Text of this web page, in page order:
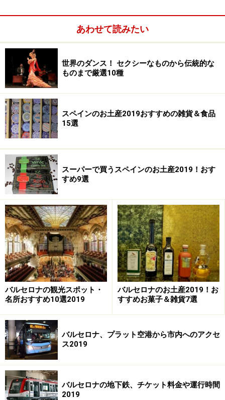
日本からの直行便が少ないスペイン。イベリア航空の成
田ーマドリードが週3便のみあります。不便に感じられ
ることも少なくありませんが、裏を返せば、スペインほ
は？
スペイン国内周遊だけでも十分魅力的ですが、飛行機の
トランジットを利用すればヨーロッパのもう1都市に滞
在できるし、海を越えればエキゾチックなモロッコもす
ぐそこ。さらにバルセロナからは国際列車で2時間半も
あれば、そこはもう南フランスです。さらにスペイン人
がリゾートでよく行くキューバやドミニカ共和国などの
カリブの旧植民地や、移民の多い中南米へのフライトも
充実しています。
まず、スペイン国内の周遊プランから紹介していきます
が、スペイン各地のエリア紹介はこちらの記事をご参考
に！＞＞＞スペインのエリアガイド
また、ツアーか個人旅行か迷ったら、
ページもご覧ください。
あわせて読みたい
世界のダンス！ セクシーなものから伝統的な
ものまで厳選10種
スペインのお土産2019おすすめの雑貨＆食品
15選
スーパーで買うスペインのお土産2019！おす
すめ9選
バルセロナの観光スポット・
名所おすすめ10選2019
バルセロナのお土産2019！お
すすめお菓子＆雑貨7選
バルセロナ、プラット空港から市内へのアクセ
ス2019
バルセロナの地下鉄、チケット料金や運行時間
2019